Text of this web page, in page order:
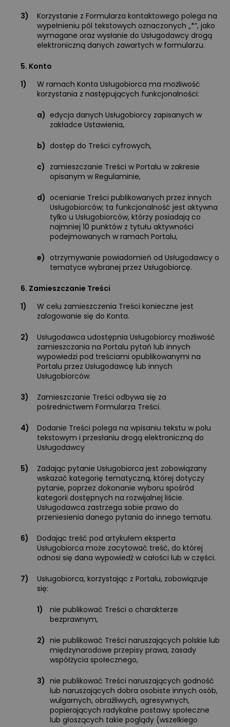
3)
Korzystanie z Formularza kontaktowego polega na
wypełnieniu pól tekstowych oznaczonych „*”, jako
wymagane oraz wysłanie do Usługodawcy drogą
elektroniczną danych zawartych w formularzu.
5. Konto
1)
W ramach Konta Usługobiorca ma możliwość
korzystania z następujących funkcjonalności:
a) edycja danych Usługobiorcy zapisanych w
zakładce Ustawienia,
b) dostęp do Treści cyfrowych,
c) zamieszczanie Treści w Portalu w zakresie
opisanym w Regulaminie,
d) ocenianie Treści publikowanych przez innych
Usługobiorców; ta funkcjonalność jest aktywna
tylko u Usługobiorców, którzy posiadają co
najmniej 10 punktów z tytułu aktywności
podejmowanych w ramach Portalu,
e) otrzymywanie powiadomień od Usługodawcy o
tematyce wybranej przez Usługobiorcę.
6. Zamieszczanie Treści
1)
W celu zamieszczenia Treści konieczne jest
zalogowanie się do Konta.
2)
Usługodawca udostępnia Usługobiorcy możliwość
zamieszczania na Portalu pytań lub innych
wypowiedzi pod treściami opublikowanymi na
Portalu przez Usługodawcę lub innych
Usługobiorców.
3)
Zamieszczanie Treści odbywa się za
pośrednictwem Formularza Treści.
4)
Dodanie Treści polega na wpisaniu tekstu w polu
tekstowym i przesłaniu drogą elektroniczną do
Usługodawcy
5)
Zadając pytanie Usługobiorca jest zobowiązany
wskazać kategorię tematyczną, której dotyczy
pytanie, poprzez dokonanie wyboru spośród
kategorii dostępnych na rozwijalnej liście.
Usługodawca zastrzega sobie prawo do
przeniesienia danego pytania do innego tematu.
6)
Dodając treść pod artykułem eksperta
Usługobiorca może zacytować treść, do której
odnosi się dana wypowiedź w całości lub w części.
7)
Usługobiorca, korzystając z Portalu, zobowiązuje
się:
1)
nie publikować Treści o charakterze
bezprawnym,
2) nie publikować Treści naruszających polskie lub
międzynarodowe przepisy prawa, zasady
współżycia społecznego,
3) nie publikować Treści naruszających godność
lub naruszających dobra osobiste innych osób,
wulgarnych, obraźliwych, agresywnych,
popierających radykalne postawy społeczne
lub głoszących takie poglądy (wszelkiego